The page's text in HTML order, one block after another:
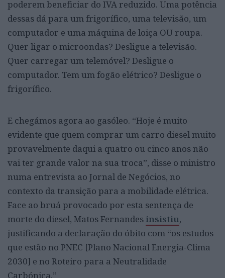
poderem beneficiar do IVA reduzido. Uma potência
dessas dá para um frigorífico, uma televisão, um
computador e uma máquina de loiça OU roupa.
Quer ligar o microondas? Desligue a televisão.
Quer carregar um telemóvel? Desligue o
computador. Tem um fogão elétrico? Desligue o
frigorífico.
E chegámos agora ao gasóleo. “Hoje é muito
evidente que quem comprar um carro diesel muito
provavelmente daqui a quatro ou cinco anos não
vai ter grande valor na sua troca”, disse o ministro
numa entrevista ao Jornal de Negócios, no
contexto da transição para a mobilidade elétrica.
Face ao bruá provocado por esta sentença de
morte do diesel, Matos Fernandesinsistiu,
justificando a declaração do óbito com “os estudos
que estão no PNEC [Plano Nacional Energia-Clima
2030] e no Roteiro para a Neutralidade
Carbónica.”